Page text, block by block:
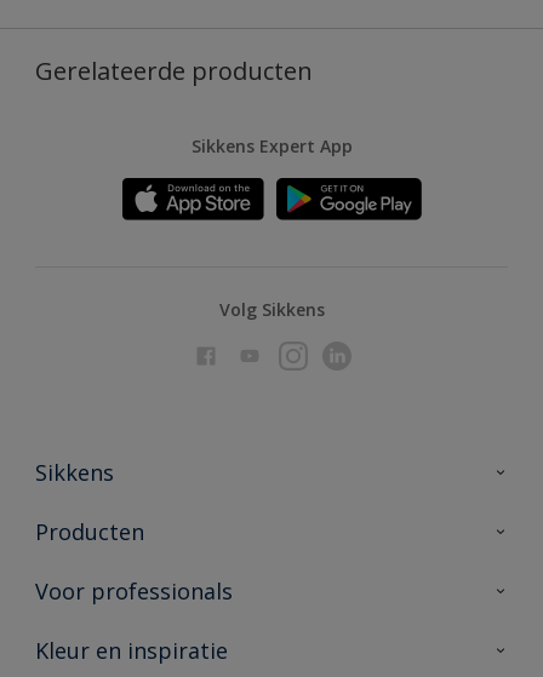
Gerelateerde producten
Sikkens Expert App
Volg Sikkens
Sikkens
Over Sikkens
Duurzaamheid
Producten
Producten voor binnen
Vind je verkooppunt
Voor professionals
Advies & service
Kleur en inspiratie